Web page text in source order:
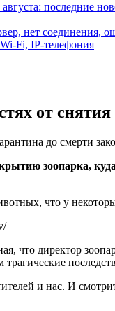
последние
нет соединения,
Wi-Fi, IP-телефония
от
до смерти
зоопарка,
что у
что директор
и нас. И